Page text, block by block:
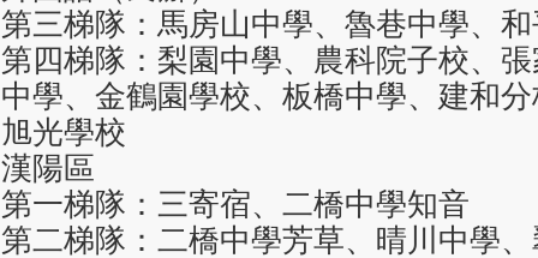
第三梯隊：馬房山中學、魯巷中學、
第四梯隊：梨園中學、農科院子校、
中學、金鶴園學校、板橋中學、建和
旭光學校
漢陽區
第一梯隊：三寄宿、二橋中學知音
第二梯隊：二橋中學芳草、晴川中學